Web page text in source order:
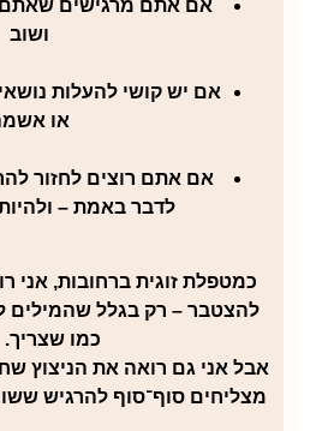
אם אתם מרגישים שאתם "לא
אם יש קושי להעלות נושאים
או אשמה
אם אתם רוצים לחזור להרגיש
לדבר באמת – ולהיות ביחד
כמטפלת זוגית ברחובות, אני רואה
להצטבר – רק בגלל שהמילים לא
כמו שצריך.
אני גם רואה את הניצוץ שחוזר –
סוף־סוףלהרגיש ששומעים